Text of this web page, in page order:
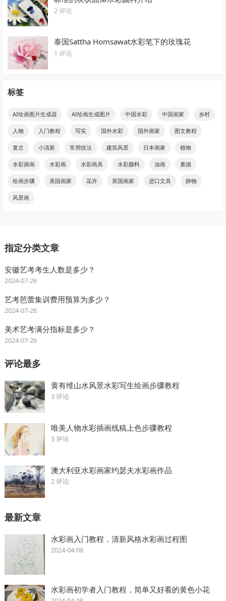
2 评论
泰国Sattha Homsawat水彩笔下的玫瑰花
1 评论
标签
AI绘画图片生成器 AI绘画生成图片 中国水彩 中国画家 乡村
人物 入门教程 写实 国外水彩 国外画家 图文教程
复古 小清新 常用技法 建筑风景 日本画家 植物
水彩插画 水彩画 水彩画具 水彩颜料 油画 素描
绘画步骤 美国画家 花卉 英国画家 进口文具 静物
风景画
指定分类文章
安徽艺考考生人数是多少？
2024-07-26
艺考芭蕾集训费用预算为多少？
2024-07-26
美术艺考满分指标是多少？
2024-07-26
评论最多
黄有维山水风景水彩写生绘画步骤教程
3 评论
唯美人物水彩插画线稿上色步骤教程
3 评论
澳大利亚水彩画家约瑟夫水彩画作品
2 评论
最新文章
水彩画入门教程，清新风格水彩画过程图
2024-04-08
水彩画初学者入门教程，简单又好看的黄色小花